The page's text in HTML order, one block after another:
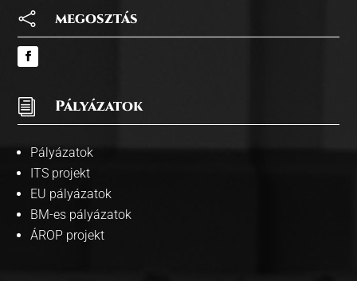
 megosztás
i Pályázatok
Pályázatok
ITS projekt
EU pályázatok
BM-es pályázatok
ÁROP projekt